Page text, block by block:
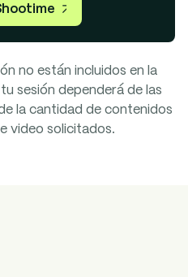
no están incluidos en la
sesión dependerá de las
la cantidad de contenidos
video solicitados.